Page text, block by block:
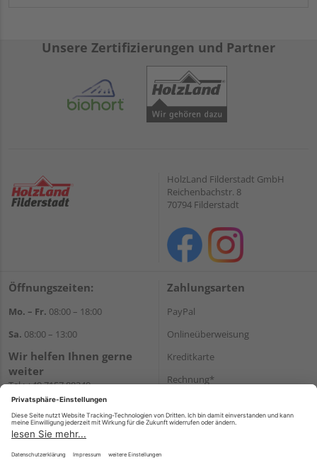
Unsere Zertifizierungen und Partner
HolzLand Filderstadt GmbH
Reichenbachstr. 8
70794 Filderstadt
Öffnungszeiten:
Mo. – Fr. 08:00 – 18:00
Sa. 08:00 – 13:00
Wir helfen Ihnen gerne
weiter
Tel.:+49 7157 88240
E-Mail:shop@holzland-
filderstadt.de
Zahlungsarten
PayPal
Onlineüberweisung
Kreditkarte
Rechnung*
Versand